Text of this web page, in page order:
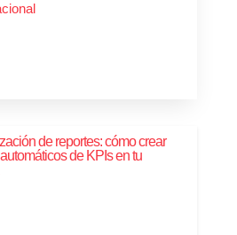
de reportes: cómo crear
de KPIs en tu